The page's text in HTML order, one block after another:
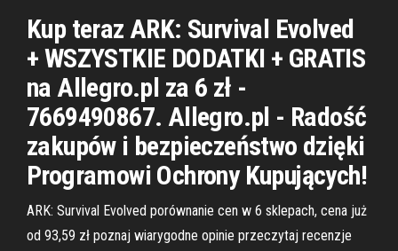
Kup teraz ARK: Survival Evolved
+ WSZYSTKIE DODATKI + GRATIS
na Allegro.pl za 6 zł -
7669490867. Allegro.pl - Radość
zakupów i bezpieczeństwo dzięki
Programowi Ochrony Kupujących!
ARK: Survival Evolved porównanie cen w 6 sklepach, cena już
od 93,59 zł poznaj wiarygodne opinie przeczytaj recenzje